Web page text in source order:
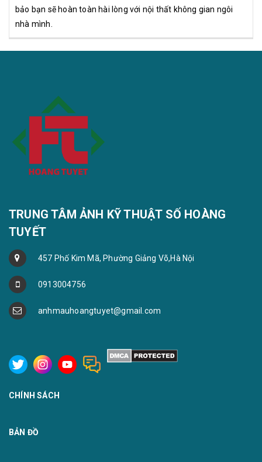
bảo bạn sẽ hoàn toàn hài lòng với nội thất không gian ngôi
nhà mình.
TRUNG TÂM ẢNH KỸ THUẬT SỐ HOÀNG
TUYẾT
457 Phố Kim Mã, Phường Giảng Võ,Hà Nội
0913004756
anhmauhoangtuyet@gmail.com
CHÍNH SÁCH
BẢN ĐỒ